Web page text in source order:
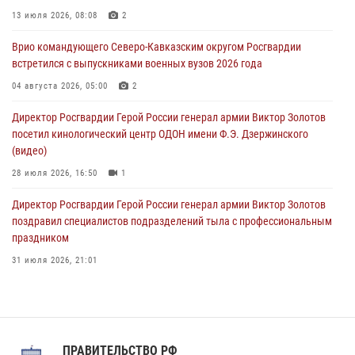
Росгвардейцы обеспечили безопасность «Поезда Победы» в
08 августа 2026, 07:00
В Москве росгвардейцы оказали помощь медикам и девушке с
08 августа 2026, 06:32 1
13 июля 2026, 08:08 2
Врио командующего Северо-Кавказским округом Росгвардии
встретился с выпускниками военных вузов 2026 года
04 августа 2026, 05:00 2
Директор Росгвардии Герой России генерал армии Виктор Золотов
посетил кинологический центр ОДОН имени Ф.Э. Дзержинского
(видео)
28 июля 2026, 16:50 1
Директор Росгвардии Герой России генерал армии Виктор Золотов
поздравил специалистов подразделений тыла с профессиональным
праздником
31 июля 2026, 21:01
ПРАВИТЕЛЬСТВО РФ